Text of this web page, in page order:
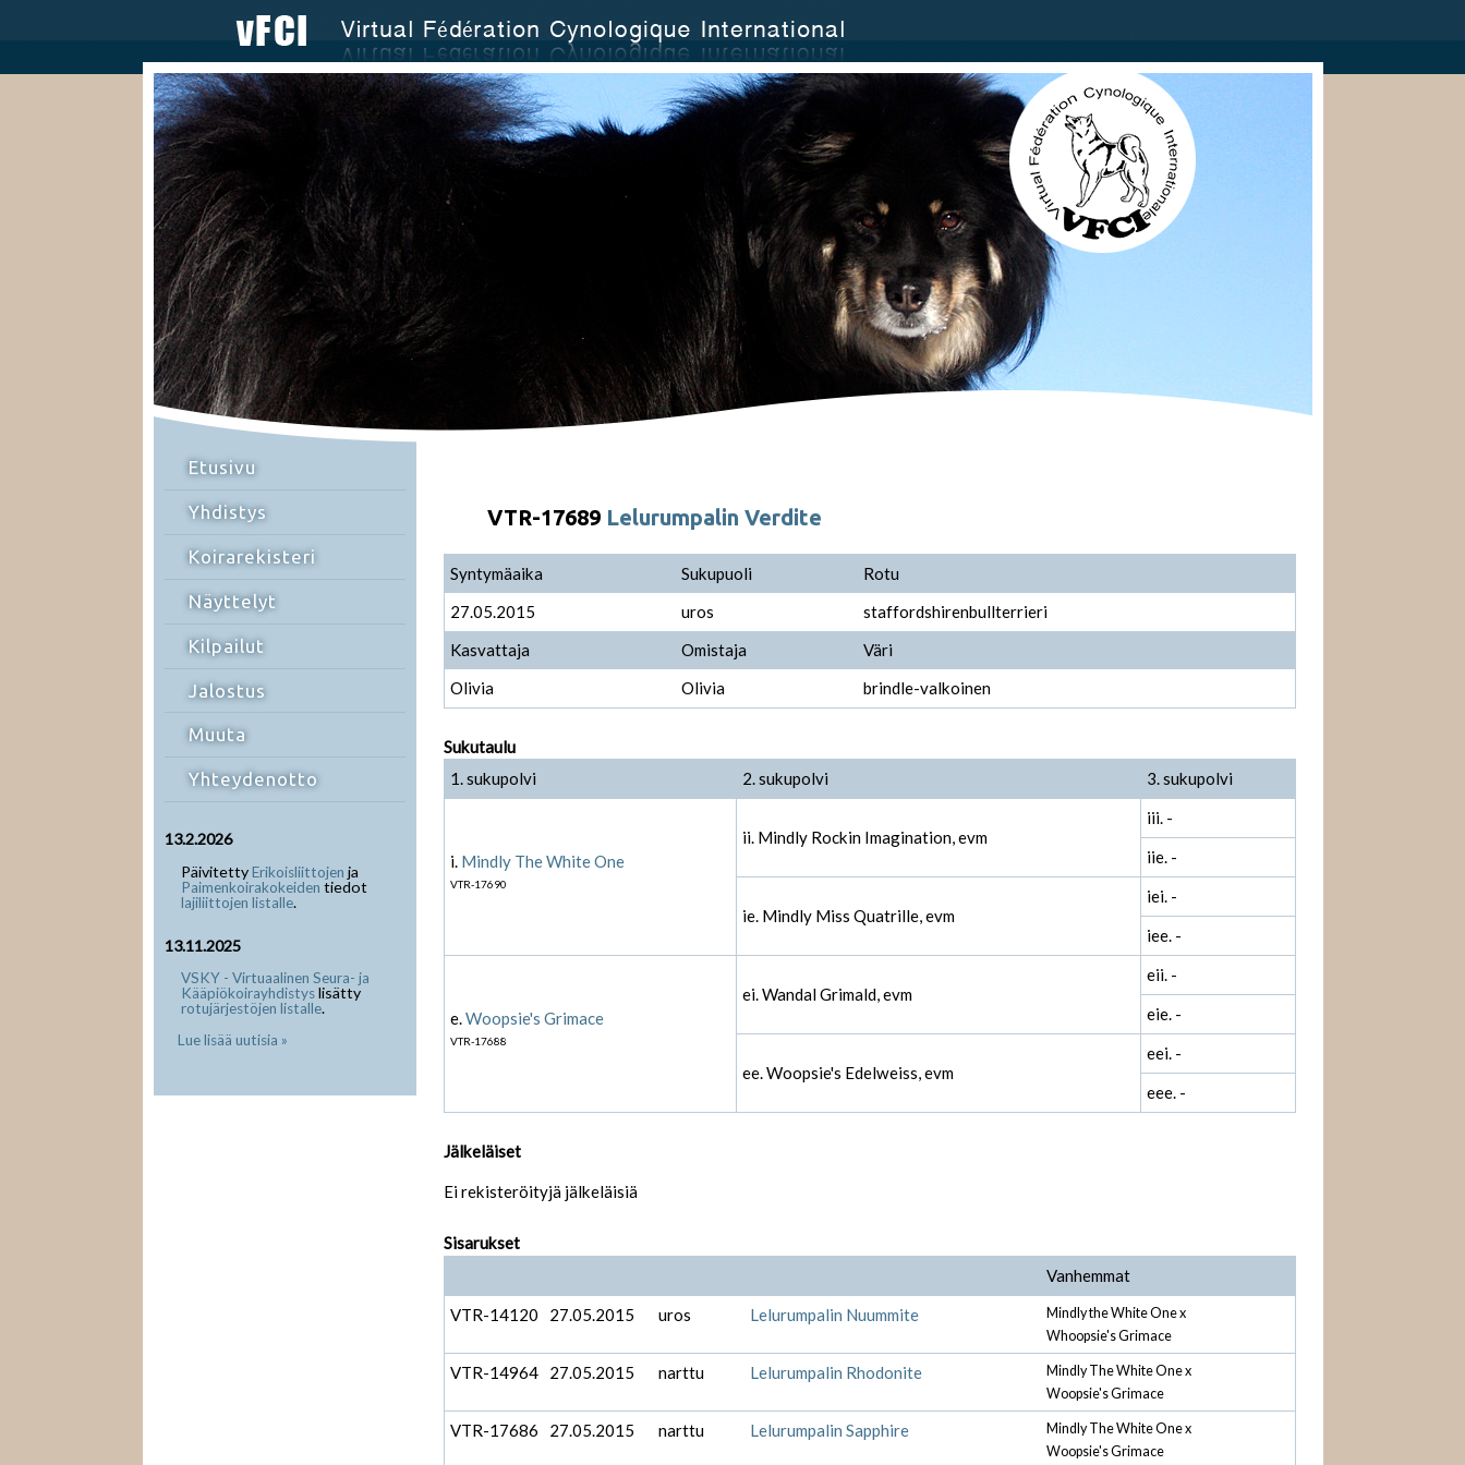
Etusivu
Yhdistys
Koirarekisteri
Näyttelyt
Kilpailut
Jalostus
Muuta
Yhteydenotto
13.2.2026
PäivitettyErikoisliittojen ja
Paimenkoirakokeiden tiedot
lajiliittojen listalle.
13.11.2025
VSKY - Virtuaalinen Seura- ja
Kääpiökoirayhdistyslisätty
rotujärjestöjen listalle.
Lue lisää uutisia »
VTR-17689 Lelurumpalin Verdite
Syntymäaika Sukupuoli
Rotu
27.05.2015
uros
staffordshirenbullterrieri
Kasvattaja
Omistaja
Väri
Olivia
Olivia brindle-valkoinen
Sukutaulu
1. sukupolvi
2. sukupolvi 3. sukupolvi
i. Mindly The White One
VTR-17690
ii. Mindly Rockin Imagination, evm
iii. -
iie. -
ie. Mindly Miss Quatrille, evm
iei. -
iee. -
e.Woopsie's Grimace
VTR-17688
ei. Wandal Grimald, evm
eii. -
eie. -
ee. Woopsie's Edelweiss, evm
eei. -
eee. -
Jälkeläiset
Ei rekisteröityjä jälkeläisiä
Sisarukset
Vanhemmat
VTR-14120
27.05.2015 uros Lelurumpalin Nuummite
Mindly the White One x
Whoopsie's Grimace
VTR-14964 27.05.2015 narttu Lelurumpalin Rhodonite
Mindly The White One x
Woopsie's Grimace
VTR-17686 27.05.2015 narttu Lelurumpalin Sapphire
Mindly The White One x
Woopsie's Grimace